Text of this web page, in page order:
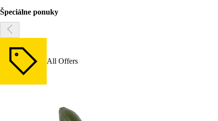
Špeciálne ponuky
All Offers